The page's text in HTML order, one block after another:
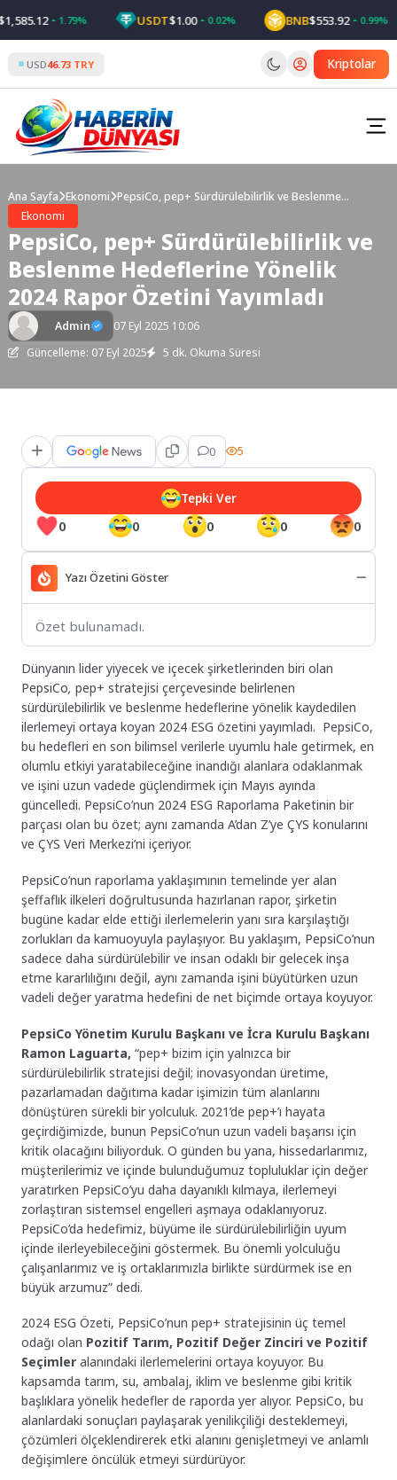
to
content
1.79% USDT$1.00 0.02% BNB$553.92 0.99%
USD46.73 TRY Kriptolar
Ana Sayfa Ekonomi PepsiCo, pep+ Sürdürülebilirlik ve Beslenme
Ekonomi
PepsiCo, pep+ Sürdürülebilirlik ve
Beslenme Hedeflerine Yönelik
2024 Rapor Özetini Yayımladı
Admin
07 Eyl 2025 10:06
Güncelleme: 07 Eyl 2025
5 dk. Okuma Süresi
0 5
0 0 0 0 0
Tepki Ver
Yazı Özetini Göster
Özet bulunamadı.
Dünyanın lider yiyecek ve içecek şirketlerinden biri olan
PepsiCo,pep+ stratejisi çerçevesinde belirlenen
sürdürülebilirlik ve beslenme hedeflerine yönelik kaydedilen
ilerlemeyi ortaya koyan 2024 ESG özetini yayımladı. PepsiCo,
bu hedefleri en son bilimsel verilerle uyumlu hale getirmek, en
olumlu etkiyi yaratabileceğine inandığı alanlara odaklanmak
ve işini uzun vadede güçlendirmek için Mayıs ayında
güncelledi. PepsiCo’nun 2024 ESG Raporlama Paketinin bir
parçası olan bu özet; aynı zamanda A’dan Z’ye ÇYS konularını
ve ÇYS Veri Merkezi’ni içeriyor.
PepsiCo’nun raporlama yaklaşımının temelinde yer alan
şeffaflık ilkeleri doğrultusunda hazırlanan rapor, şirketin
bugüne kadar elde ettiği ilerlemelerin yanı sıra karşılaştığı
zorlukları da kamuoyuyla paylaşıyor. Bu yaklaşım, PepsiCo’nun
sadece daha sürdürülebilir ve insan odaklı bir gelecek inşa
etme kararlılığını değil, aynı zamanda işini büyütürken uzun
vadeli değer yaratma hedefini de net biçimde ortaya koyuyor.
PepsiCo Yönetim Kurulu Başkanı ve İcra Kurulu Başkanı
Ramon Laguarta, “pep+ bizim için yalnızca bir
sürdürülebilirlik stratejisi değil; inovasyondan üretime,
pazarlamadan dağıtıma kadar işimizin tüm alanlarını
dönüştüren sürekli bir yolculuk. 2021’de pep+’ı hayata
geçirdiğimizde, bunun PepsiCo’nun uzun vadeli başarısı için
kritik olacağını biliyorduk. O günden bu yana, hissedarlarımız,
müşterilerimiz ve içinde bulunduğumuz topluluklar için değer
yaratırken PepsiCo’yu daha dayanıklı kılmaya, ilerlemeyi
zorlaştıran sistemsel engelleri aşmaya odaklanıyoruz.
PepsiCo’da hedefimiz, büyüme ile sürdürülebilirliğin uyum
içinde ilerleyebileceğini göstermek. Bu önemli yolculuğu
çalışanlarımız ve iş ortaklarımızla birlikte sürdürmek ise en
büyük arzumuz” dedi.
2024 ESG Özeti, PepsiCo’nun pep+ stratejisinin üç temel
odağı olan Pozitif Tarım, Pozitif Değer Zinciri ve Pozitif
Seçimler alanındaki ilerlemelerini ortaya koyuyor. Bu
kapsamda tarım, su, ambalaj, iklim ve beslenme gibi kritik
başlıklara yönelik hedefler de raporda yer alıyor. PepsiCo, bu
alanlardaki sonuçları paylaşarak yenilikçiliği desteklemeyi,
çözümleri ölçeklendirerek etki alanını genişletmeyi ve anlamlı
değişimlere öncülük etmeyi sürdürüyor.